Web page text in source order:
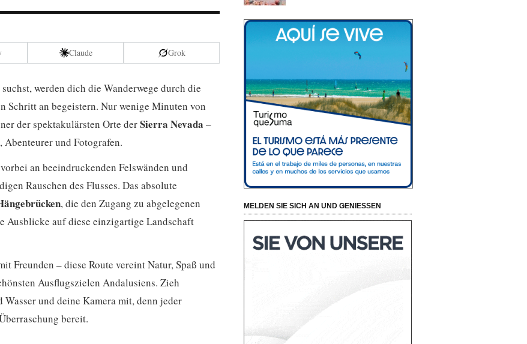
Claude Grok
werden dich die Wanderwege durch die
Schritt an begeistern. Nur wenige Minuten von
der spektakulärsten Orte derSierra Nevada –
Abenteurer und Fotografen.
an beeindruckenden Felswänden und
Rauschen des Flusses. Das absolute
, die den Zugang zu abgelegenen
Ausblicke auf diese einzigartige Landschaft
Freunden – diese Route vereint Natur, Spaß und
Ausflugszielen Andalusiens. Zieh
und deine Kamera mit, denn jeder
bereit.
MELDEN SIE SICH AN UND GENIESSEN